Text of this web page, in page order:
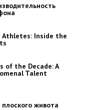
Athletes: Inside the
of the Decade: A
Talent
живота